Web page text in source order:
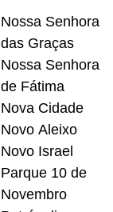
Nossa Senhora
das Graças
Nossa Senhora
de Fátima
Nova Cidade
Novo Aleixo
Novo Israel
Parque 10 de
Novembro